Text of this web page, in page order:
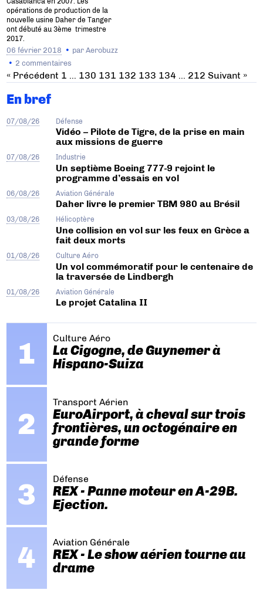
opérations de production de la
nouvelle usine Daher de Tanger
ont débuté au 3ème trimestre
2017.
06 février 2018 parAerobuzz
2 commentaires
« Précédent 1 … 130 131 132 133 134 … 212 Suivant »
En bref
07/08/26 Défense
Vidéo – Pilote de Tigre, de la prise en main
aux missions de guerre
07/08/26 Industrie
Un septième Boeing 777-9 rejoint le
programme d’essais en vol
06/08/26 Aviation Générale
Daher livre le premier TBM 980 au Brésil
03/08/26 Hélicoptère
Une collision en vol sur les feux en Grèce a
fait deux morts
01/08/26 Culture Aéro
Un vol commémoratif pour le centenaire de
la traversée de Lindbergh
01/08/26 Aviation Générale
Le projet Catalina II
Culture Aéro
La Cigogne, de Guynemer à
Hispano-Suiza
Transport Aérien
EuroAirport, à cheval sur trois
frontières, un octogénaire en
grande forme
Défense
REX - Panne moteur en A-29B.
Ejection.
Aviation Générale
REX - Le show aérien tourne au
drame